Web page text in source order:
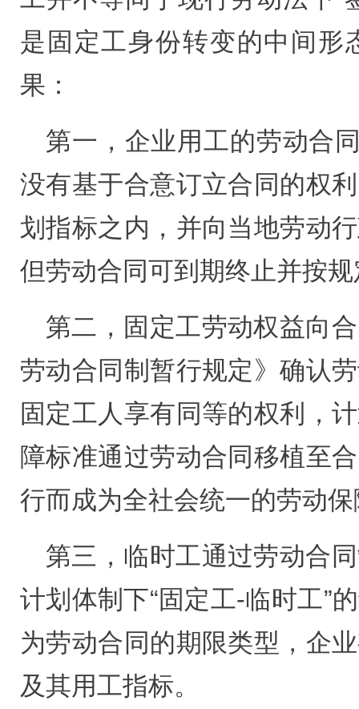
是固定工身份转变的中间形
果：
第一，企业用工的劳动合
没有基于合意订立合同的权
划指标之内，并向当地劳动
但劳动合同可到期终止并按
第二，固定工劳动权益向
劳动合同制暂行规定》确认
固定工人享有同等的权利，
障标准通过劳动合同移植至
行而成为全社会统一的劳动
第三，临时工通过劳动合
计划体制下“固定工-临时工”
为劳动合同的期限类型，企
及其用工指标。